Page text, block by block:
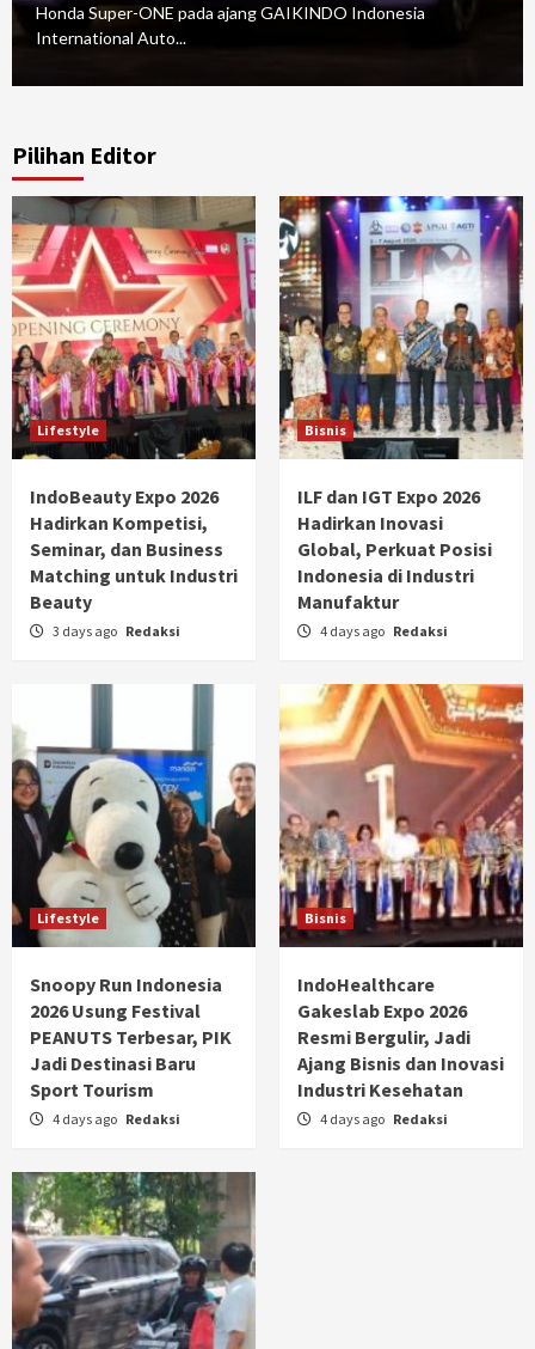
Honda Super-ONE pada ajang GAIKINDO Indonesia
International Auto...
Pilihan Editor
Lifestyle
IndoBeauty Expo 2026
Hadirkan Kompetisi,
Seminar, dan Business
Matching untuk Industri
Beauty
3 days ago Redaksi
Bisnis
ILF dan IGT Expo 2026
Hadirkan Inovasi
Global, Perkuat Posisi
Indonesia di Industri
Manufaktur
4 days ago Redaksi
Lifestyle
Snoopy Run Indonesia
2026 Usung Festival
PEANUTS Terbesar, PIK
Jadi Destinasi Baru
Sport Tourism
4 days ago Redaksi
Bisnis
IndoHealthcare
Gakeslab Expo 2026
Resmi Bergulir, Jadi
Ajang Bisnis dan Inovasi
Industri Kesehatan
4 days ago Redaksi